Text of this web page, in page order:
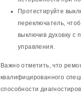
Протестируйте
переключатель,
выключив духовку с
управления.
Важно отметить, что
квалифицированного
способности